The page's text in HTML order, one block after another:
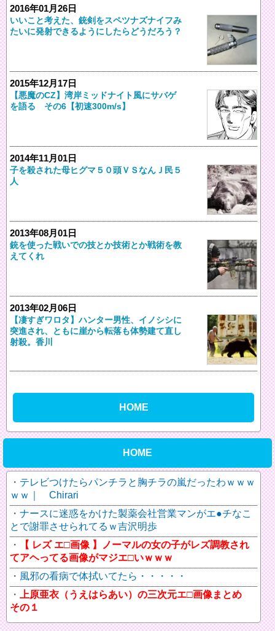
2016年01月26日
いいこと考えた、銃剣をスペツナズナイフみ
たいに発射できるようにしたらどうだろう？
2015年12月17日
【悪魔のCZ】湾岸ミッドナイト風にサバゲ
を語る その6【初速300m/s】
2014年11月01日
子を殺された母ヒグマ５０頭ＶＳなんＪ民５
人
2013年08月01日
銃を使った戦いでの技とか技術とか戦術を教
えてくれ
2013年02月06日
【凄すぎワロタ】ハンター男性、イノシシに
突進され、ともに崖から転落も体勢建て直し
射殺。香川
HOME
HOME
テレビつけたらパンチラと胸チラの嵐だったわｗｗｗ
ｗｗ｜ Chirari
ナースに迷惑をかけた製薬会社営業マンがエ●チなこ
とで謝罪させられてるｗ吉沢明歩
【 レズ エ□画像 】ノーマルの女の子がレズ調教され
てアヘってる画像がマジエ□いｗｗｗ
風邪の看病で体拭いてたら・・・・・
上原亜衣（うえはらあい）の三次元エ□画像まとめ
その１